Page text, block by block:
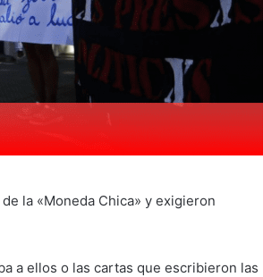
la «Moneda Chica» y exigieron
a ellos o las cartas que escribieron las